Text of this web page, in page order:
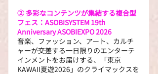
② 多彩なコンテンツが集結する複合型
フェス：ASOBISYSTEM 19th
Anniversary ASOBIEXPO 2026
音楽、ファッション、アート、カルチ
ャーが交差する一日限りのエンターテ
インメントをお届けする、「東京
KAWAII夏遊2026」のクライマックスを